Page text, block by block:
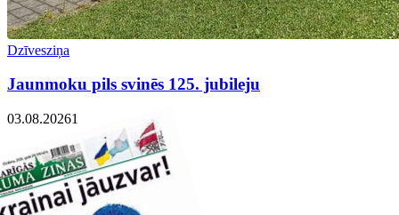
Dzīvesziņa
Jaunmoku pils svinēs 125. jubileju
03.08.20261